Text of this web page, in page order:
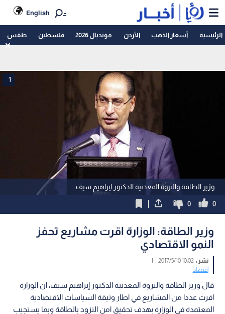
English
الرئيسية أسعار الذهب الأردن مونديال 2026 فلسطين طقس
وزير الطاقة والثروة المعدنية الدكتور إبراهيم سيف
1
0
0
وزير الطاقة: الوزارة اقرت مشاريع تحفز
النمو الاقتصادي
نشر :10:02 2017/5/10
|
اقتصاد
قال وزير الطاقة والثروة المعدنية الدكتور إبراهيم سيف، ان الوزارة
اقرت عددا من المشاريع في اطار وثيقة السياسات الاقتصادية
المعتمدة في الوزارة بهدف تحقيق امن التزود بالطاقة وبما يستجيب